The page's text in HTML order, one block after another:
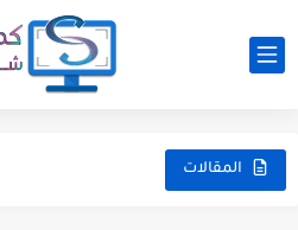
المقالات